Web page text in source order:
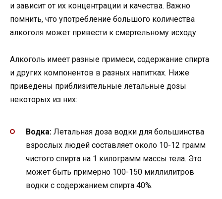
и зависит от их концентрации и качества. Важно
помнить, что употребление большого количества
алкоголя может привести к смертельному исходу.
Алкоголь имеет разные примеси, содержание спирта
и других компонентов в разных напитках. Ниже
приведены приблизительные летальные дозы
некоторых из них:
Водка: Летальная доза водки для большинства
взрослых людей составляет около 10-12 грамм
чистого спирта на 1 килограмм массы тела. Это
может быть примерно 100-150 миллилитров
водки с содержанием спирта 40%.